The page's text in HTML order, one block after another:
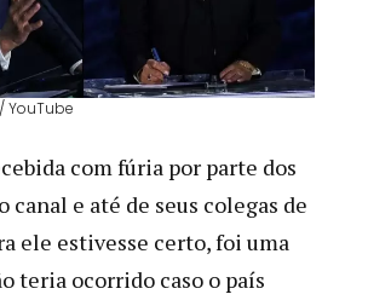
YouTube
com fúria por parte dos
canal e até de seus colegas de
ele estivesse certo, foi uma
teria ocorrido caso o país